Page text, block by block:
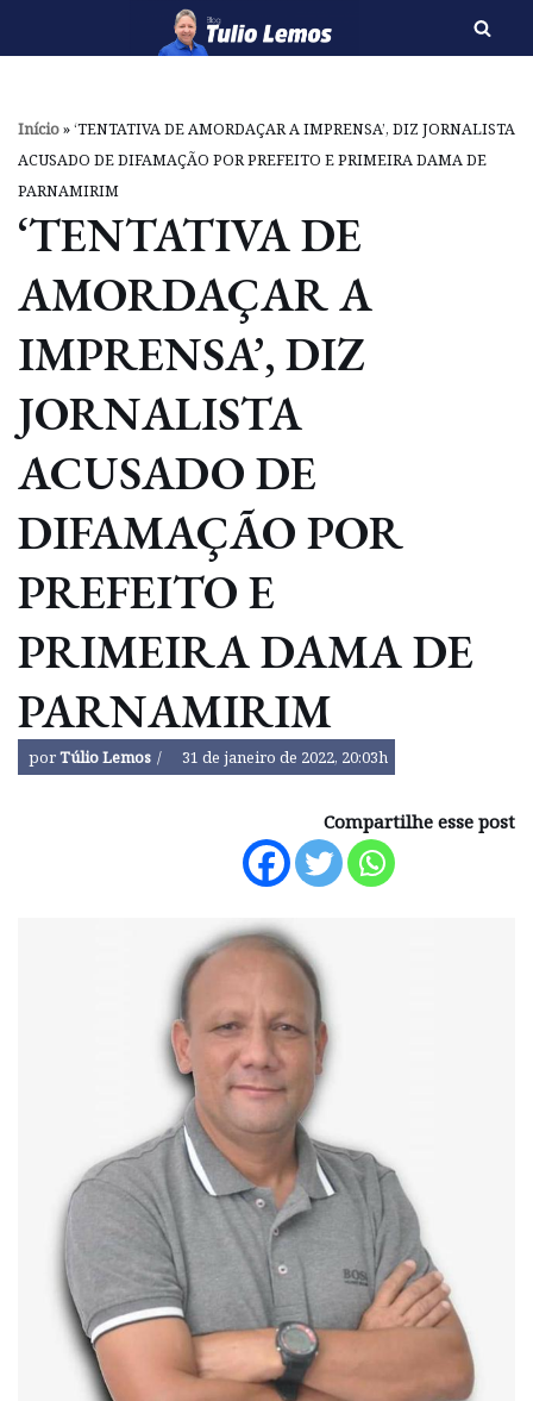
o
conteúdo
Início»‘TENTATIVA DE AMORDAÇAR A IMPRENSA’, DIZ JORNALISTA
ACUSADO DE DIFAMAÇÃO POR PREFEITO E PRIMEIRA DAMA DE
PARNAMIRIM
‘TENTATIVA DE
AMORDAÇAR A
IMPRENSA’, DIZ
JORNALISTA
ACUSADO DE
DIFAMAÇÃO POR
PREFEITO E
PRIMEIRA DAMA DE
PARNAMIRIM
porTúlio Lemos 31 de janeiro de 2022, 20:03h
Compartilhe esse post